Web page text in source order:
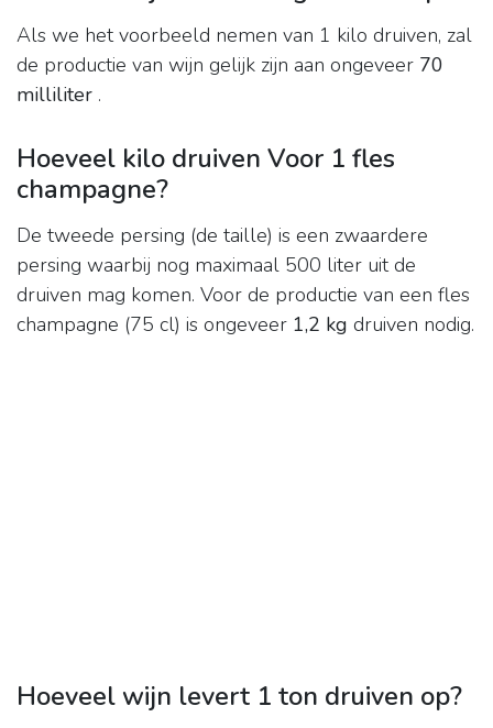
Als we het voorbeeld nemen van 1 kilo druiven, zal
de productie van wijn gelijk zijn aan ongeveer 70
milliliter .
Hoeveel kilo druiven Voor 1 fles
champagne?
De tweede persing (de taille) is een zwaardere
persing waarbij nog maximaal 500 liter uit de
druiven mag komen. Voor de productie van een fles
champagne (75 cl) is ongeveer 1,2 kg druiven nodig.
Hoeveel wijn levert 1 ton druiven op?